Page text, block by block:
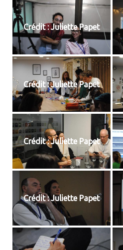
Crédit : Juliette Papet
Crédit : Juliette Papet
Crédit : Juliette Papet
Crédit : Juliette Papet